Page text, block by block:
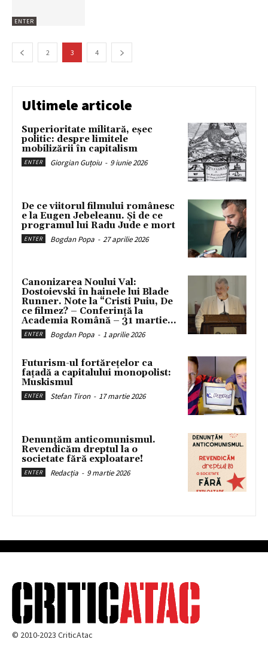
ENTER
2 3 4
Ultimele articole
Superioritate militară, eșec
politic: despre limitele
mobilizării în capitalism
ENTER Giorgian Guțoiu - 9 iunie 2026
De ce viitorul filmului românesc
e la Eugen Jebeleanu. Și de ce
programul lui Radu Jude e mort
ENTER Bogdan Popa - 27 aprilie 2026
Canonizarea Noului Val:
Dostoievski în hainele lui Blade
Runner. Note la “Cristi Puiu, De
ce filmez? – Conferință la
Academia Română – 31 martie...
ENTER Bogdan Popa - 1 aprilie 2026
Futurism-ul fortărețelor ca
fațadă a capitalului monopolist:
Muskismul
ENTER Stefan Tiron - 17 martie 2026
Denunțăm anticomunismul.
Revendicăm dreptul la o
societate fără exploatare!
ENTER Redacția - 9 martie 2026
© 2010-2023 CriticAtac